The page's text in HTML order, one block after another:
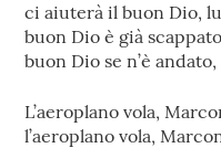
ci aiuterà il buon Dio,
buon Dio è già
buon Dio se n’è
L’aeroplano vola,
l’aeroplano vola,